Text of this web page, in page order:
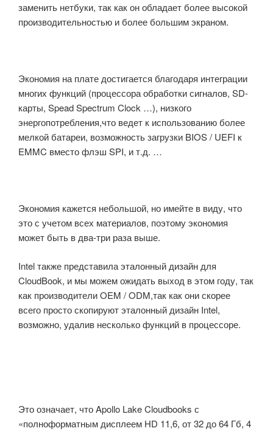
заменить нетбуки, так как он обладает более высокой
производительностью и более большим экраном.
Экономия на плате достигается благодаря интеграции
многих функций (процессора обработки сигналов, SD-
карты, Spead Spectrum Clock …), низкого
энергопотребления,что ведет к использованию более
мелкой батареи, возможность загрузки BIOS / UEFI к
EMMC вместофлэш SPI, и т.д. …
Экономия кажется небольшой, но имейте в виду, что
это с учетом всех материалов, поэтому экономия
может быть в два-три раза выше.
Intel также представила эталонный дизайн для
CloudBook, и мы можем ожидать выход в этом году, так
как производители OEM / ODM,так как они скорее
всего просто скопируют эталонный дизайн Intel,
возможно, удалив несколько функций в процессоре.
Это означает, что Apollo Lake Cloudbooks с
«полноформатным дисплеем HD 11,6, от 32 до 64 Гб, 4